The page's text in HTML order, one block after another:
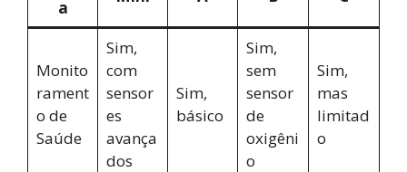
a
Monito
rament
o de
Saúde
Sim,
com
sensor
es
avança
dos
Sim,
básico
Sim,
sem
sensor
de
oxigêni
o
Sim,
mas
limitad
o